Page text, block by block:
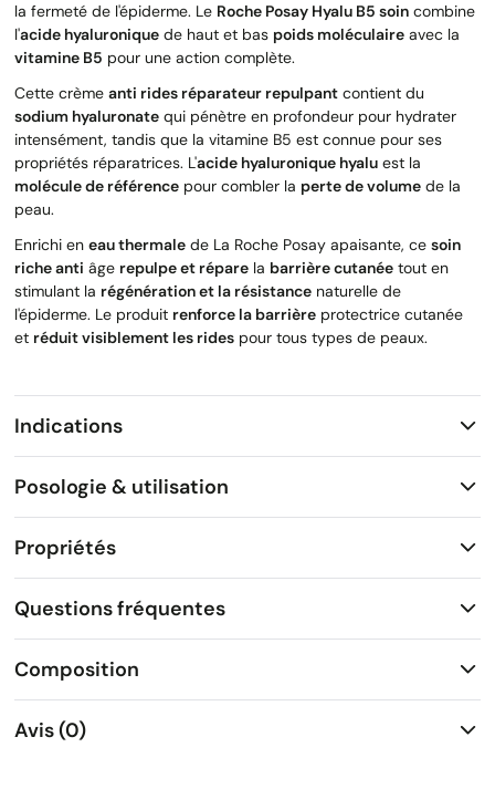
la fermeté de l'épiderme. Le Roche Posay Hyalu B5 soin combine
l'acide hyaluronique de haut et bas poids moléculaire avec la
vitamine B5 pour une action complète.
Cette crème anti rides réparateur repulpant contient du
sodium hyaluronate qui pénètre en profondeur pour hydrater
intensément, tandis que la vitamine B5 est connue pour ses
propriétés réparatrices. L'acide hyaluronique hyalu est la
molécule de référence pour combler la perte de volume de la
peau.
Enrichi en eau thermale de La Roche Posay apaisante, ce soin
riche anti âge repulpe et répare la barrière cutanée tout en
stimulant la régénération et la résistance naturelle de
l'épiderme. Le produit renforce la barrière protectrice cutanée
et réduit visiblement les rides pour tous types de peaux.
Indications
Posologie & utilisation
Propriétés
Questions fréquentes
Composition
Avis (0)